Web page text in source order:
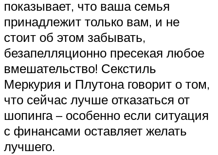
показывает, что ваша семья
принадлежит только вам, и не
стоит об этом забывать,
безапелляционно пресекая любое
вмешательство! Секстиль
Меркурия и Плутона говорит о том,
что сейчас лучше отказаться от
шопинга – особенно если ситуация
с финансами оставляет желать
лучшего.